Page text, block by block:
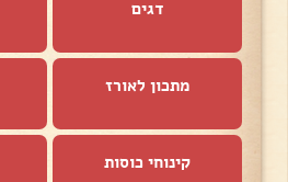
דגים
מתכון לאורז
קינוחי כוסות